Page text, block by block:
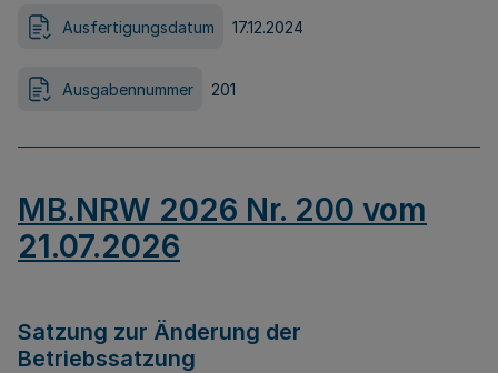
Ausfertigungsdatum 17.12.2024
Ausgabennummer 201
MB.NRW 2026 Nr. 200 vom
21.07.2026
Satzung zur Änderung der
Betriebssatzung